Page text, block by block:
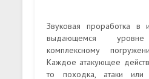
Звуковая проработка в
выдающемся
комплексному
Каждое атакующее
то походка, атаки или